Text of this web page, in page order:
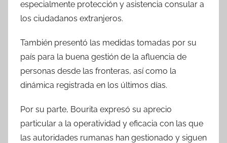
especialmente protección y asistencia consular a
los ciudadanos extranjeros.
También presentó las medidas tomadas por su
país para la buena gestión de la afluencia de
personas desde las fronteras, así como la
dinámica registrada en los últimos días.
Por su parte, Bourita expresó su aprecio
particular a la operatividad y eficacia con las que
las autoridades rumanas han gestionado y siguen